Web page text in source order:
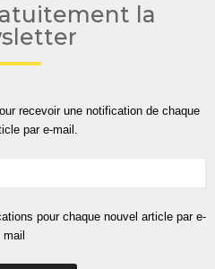
la
recevoir une notification de chaque
par e-mail.
pour chaque nouvel article par e-
mail